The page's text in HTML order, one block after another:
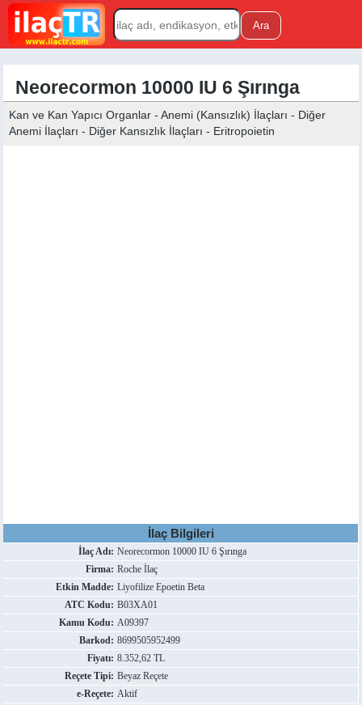
Neorecormon 10000 IU 6 Şırınga
Kan ve Kan Yapıcı Organlar - Anemi (Kansızlık) İlaçları - Diğer
Anemi İlaçları - Diğer Kansızlık İlaçları - Eritropoietin
İlaç Bilgileri
İlaç Adı: Neorecormon 10000 IU 6 Şırınga
Firma: Roche İlaç
Etkin Madde: Liyofilize Epoetin Beta
ATC Kodu: B03XA01
Kamu Kodu: A09397
Barkod: 8699505952499
Fiyatı: 8.352,62 TL
Reçete Tipi: Beyaz Reçete
e-Reçete: Aktif